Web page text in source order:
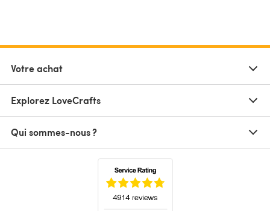
Votre achat
Explorez LoveCrafts
Qui sommes-nous ?